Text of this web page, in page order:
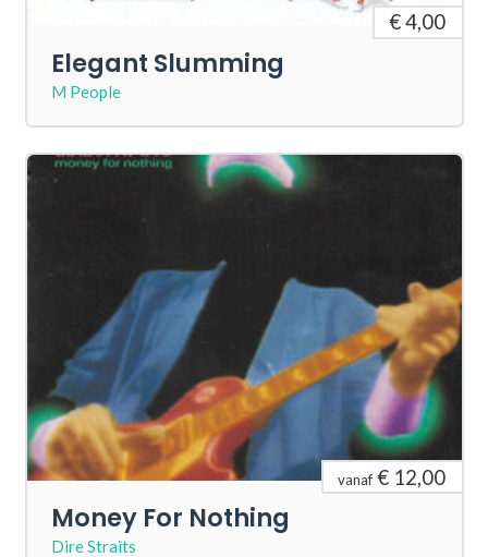
€ 4,00
Elegant Slumming
M People
vanaf € 12,00
Money For Nothing
Dire Straits